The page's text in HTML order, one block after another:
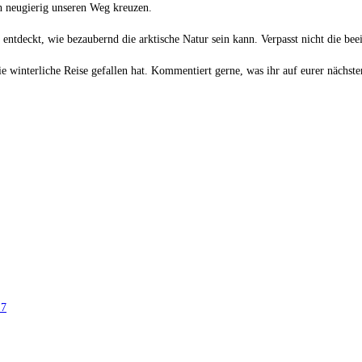
unseren Weg kreuzen.
wie bezaubernd die arktische Natur sein kann. Verpasst nicht die
winterliche Reise gefallen hat. Kommentiert gerne, was ihr auf eurer